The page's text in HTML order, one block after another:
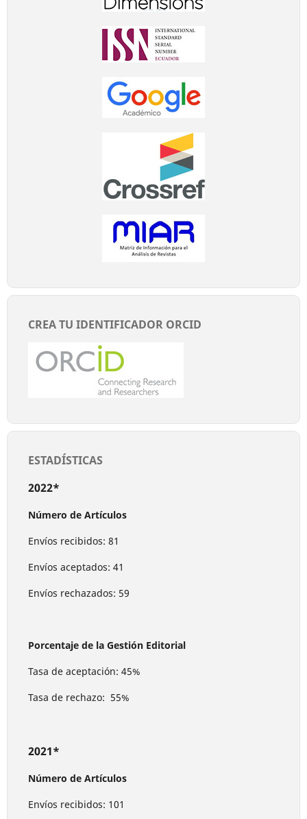
CREA TU IDENTIFICADOR ORCID
ESTADÍSTICAS
2022*
Número de Artículos
Envíos recibidos: 81
Envíos aceptados: 41
Envíos rechazados: 59
Porcentaje de la Gestión Editorial
Tasa de aceptación: 45%
Tasa de rechazo: 55%
2021*
Número de Artículos
Envíos recibidos: 101